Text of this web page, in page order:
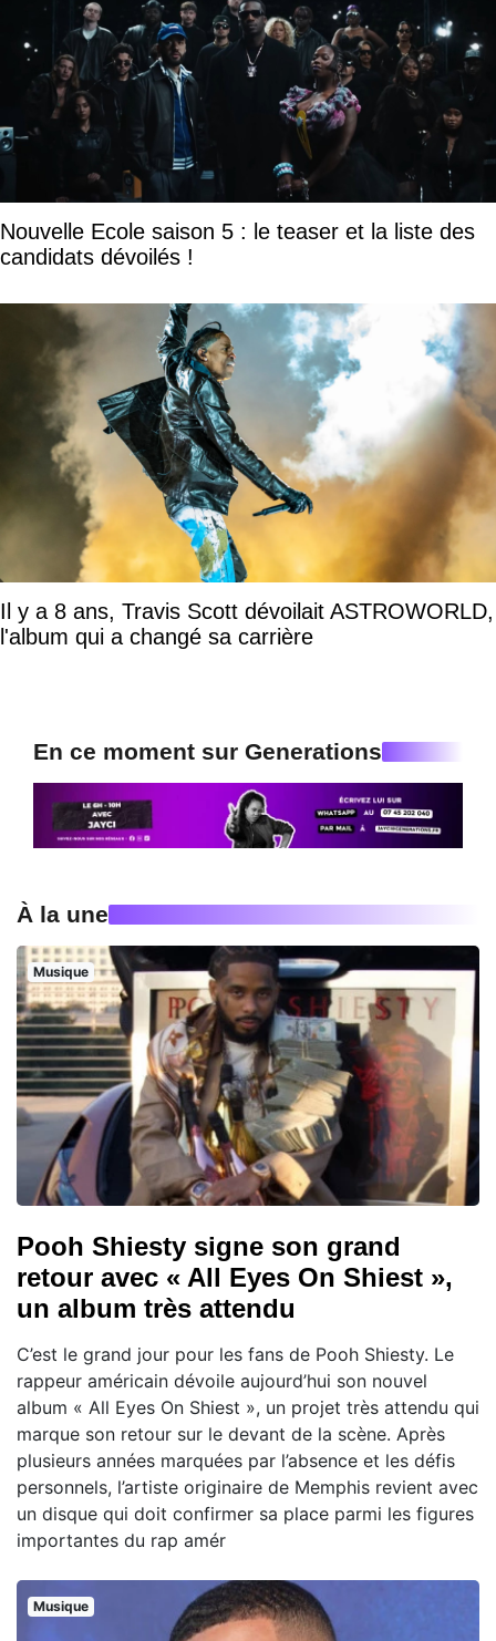
Nouvelle Ecole saison 5 : le teaser et la liste des
candidats dévoilés !
Il y a 8 ans, Travis Scott dévoilait ASTROWORLD,
l'album qui a changé sa carrière
En ce moment sur Generations
À la une
Musique
Pooh Shiesty signe son grand
retour avec « All Eyes On Shiest »,
un album très attendu
C’est le grand jour pour les fans de Pooh Shiesty. Le
rappeur américain dévoile aujourd’hui son nouvel
album « All Eyes On Shiest », un projet très attendu qui
marque son retour sur le devant de la scène. Après
plusieurs années marquées par l’absence et les défis
personnels, l’artiste originaire de Memphis revient avec
un disque qui doit confirmer sa place parmi les figures
importantes du rap amér
Musique